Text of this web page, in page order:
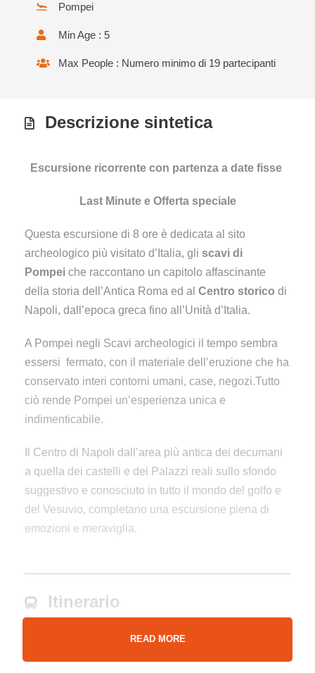
Pompei
Min Age : 5
Max People : Numero minimo di 19 partecipanti
Descrizione sintetica
Escursione ricorrente con partenza a date fisse
Last Minute e Offerta speciale
Questa escursione di 8 ore è dedicata al sito
archeologico più visitato d’Italia, gli scavi di
Pompei che raccontano un capitolo affascinante
della storia dell’Antica Roma ed al Centro storico di
Napoli, dall’epoca greca fino all’Unità d’Italia.
A Pompei negli Scavi archeologici il tempo sembra
essersi fermato, con il materiale dell’eruzione che ha
conservato interi contorni umani, case, negozi.Tutto
ciò rende Pompei un’esperienza unica e
indimenticabile.
Il Centro di Napoli dall’area più antica dei decumani
a quella dei castelli e dei Palazzi reali sullo sfondo
suggestivo e conosciuto in tutto il mondo del golfo e
del Vesuvio, completano una escursione piena di
emozioni e meraviglia.
Itinerario
READ MORE